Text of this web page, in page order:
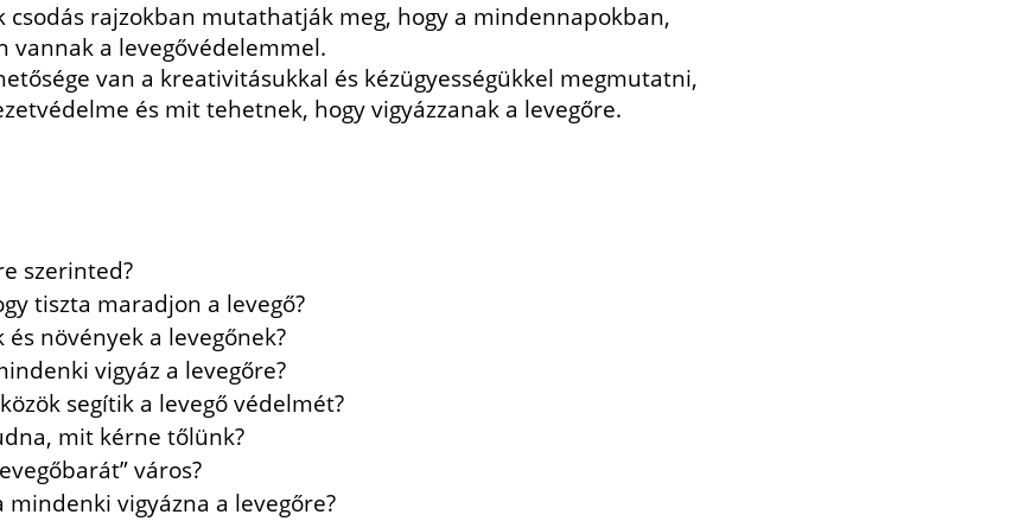
csodás rajzokban mutathatják meg, hogy a mindennapokban,
vannak a levegővédelemmel.
van a kreativitásukkal és kézügyességükkel megmutatni,
és mit tehetnek, hogy vigyázzanak a levegőre.
szerinted?
tiszta maradjon a levegő?
növények a levegőnek?
vigyáz a levegőre?
segítik a levegő védelmét?
mit kérne tőlünk?
város?
vigyázna a levegőre?